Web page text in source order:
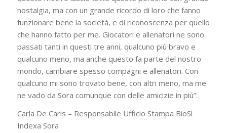
nostalgia, ma con un grande ricordo di loro che fanno
funzionare bene la società, e di riconoscenza per quello
che hanno fatto per me. Giocatori e allenatori ne sono
passati tanti in questi tre anni, qualcuno più bravo e
qualcuno meno, ma anche questo fa parte del nostro
mondo, cambiare spesso compagni e allenatori. Con
qualcuno mi sono trovato bene, con altri meno, ma me
ne vado da Sora comunque con delle amicizie in più”.
Carla De Caris – Responsabile Ufficio Stampa BioSì
Indexa Sora